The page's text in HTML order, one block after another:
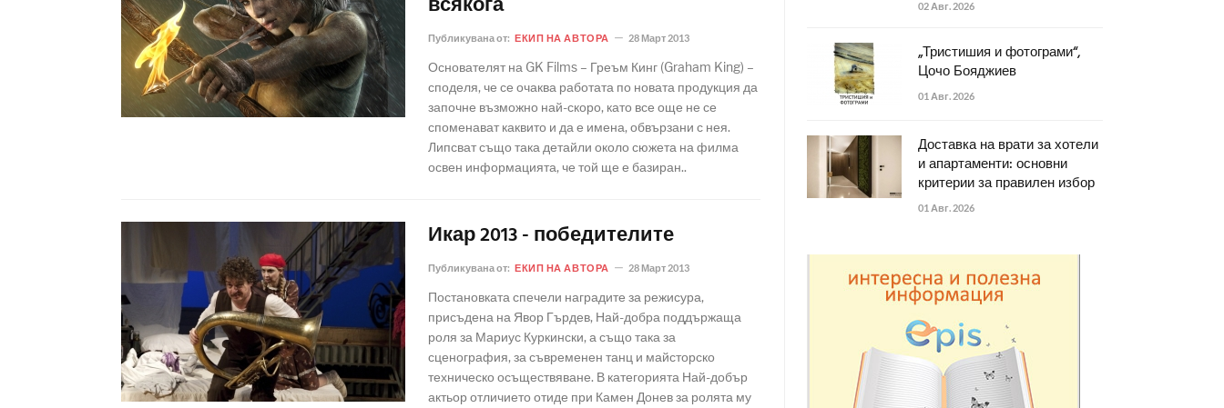
Публикувана от: ЕКИП НА АВТОРА 28 Март 2013
Основателят на GK Films – Греъм Кинг (Graham King) –
споделя, че се очаква работата по новата продукция да
започне възможно най-скоро, като все още не се
споменават каквито и да е имена, обвързани с нея.
Липсват също така детайли около сюжета на филма
освен информацията, че той ще е базиран..
Икар 2013 - победителите
Публикувана от: ЕКИП НА АВТОРА 28 Март 2013
Постановката спечели наградите за режисура,
присъдена на Явор Гърдев, Най-добра поддържаща
роля за Мариус Куркински, а също така за
сценография, за съвременен танц и майсторско
техническо осъществяване. В категорията Най-добър
актьор отличието отиде при Камен Донев за ролята му
02 Авг. 2026
„Тристишия и фотограми“,
Цочо Бояджиев
01 Авг. 2026
Доставка на врати за хотели
и апартаменти: основни
критерии за правилен избор
01 Авг. 2026